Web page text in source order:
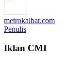
metrokalbar.com
Penulis
Iklan CMI